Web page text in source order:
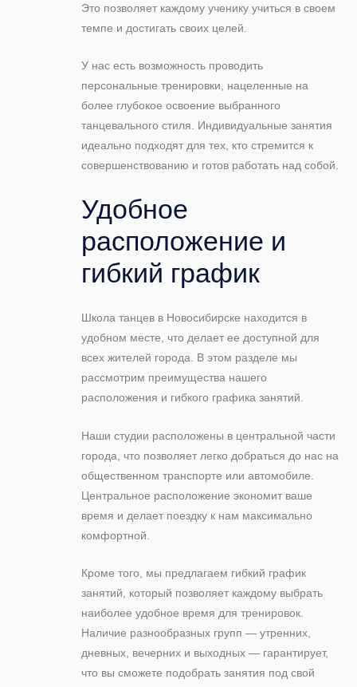
Это позволяет каждому ученику учиться в своем
темпе и достигать своих целей.
У нас есть возможность проводить
персональные тренировки, нацеленные на
более глубокое освоение выбранного
танцевального стиля. Индивидуальные занятия
идеально подходят для тех, кто стремится к
совершенствованию и готов работать над собой.
Удобное
расположение и
гибкий график
Школа танцев в Новосибирске находится в
удобном месте, что делает ее доступной для
всех жителей города. В этом разделе мы
рассмотрим преимущества нашего
расположения и гибкого графика занятий.
Наши студии расположены в центральной части
города, что позволяет легко добраться до нас на
общественном транспорте или автомобиле.
Центральное расположение экономит ваше
время и делает поездку к нам максимально
комфортной.
Кроме того, мы предлагаем гибкий график
занятий, который позволяет каждому выбрать
наиболее удобное время для тренировок.
Наличие разнообразных групп — утренних,
дневных, вечерних и выходных — гарантирует,
что вы сможете подобрать занятия под свой